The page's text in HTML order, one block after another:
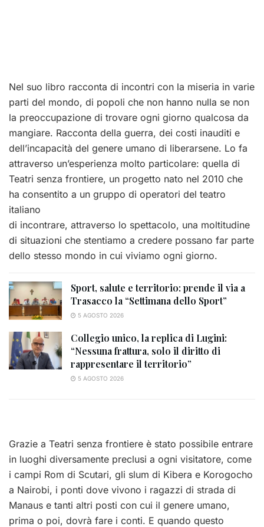
Nel suo libro racconta di incontri con la miseria in varie
parti del mondo, di popoli che non hanno nulla se non
la preoccupazione di trovare ogni giorno qualcosa da
mangiare. Racconta della guerra, dei costi inauditi e
dell’incapacità del genere umano di liberarsene. Lo fa
attraverso un’esperienza molto particolare: quella di
Teatri senza frontiere, un progetto nato nel 2010 che
ha consentito a un gruppo di operatori del teatro
italiano
di incontrare, attraverso lo spettacolo, una moltitudine
di situazioni che stentiamo a credere possano far parte
dello stesso mondo in cui viviamo ogni giorno.
Sport, salute e territorio: prende il via a
Trasacco la “Settimana dello Sport”
5 AGOSTO 2026
Collegio unico, la replica di Lugini:
“Nessuna frattura, solo il diritto di
rappresentare il territorio”
5 AGOSTO 2026
Grazie a Teatri senza frontiere è stato possibile entrare
in luoghi diversamente preclusi a ogni visitatore, come
i campi Rom di Scutari, gli slum di Kibera e Korogocho
a Nairobi, i ponti dove vivono i ragazzi di strada di
Manaus e tanti altri posti con cui il genere umano,
prima o poi, dovrà fare i conti. E quando questo